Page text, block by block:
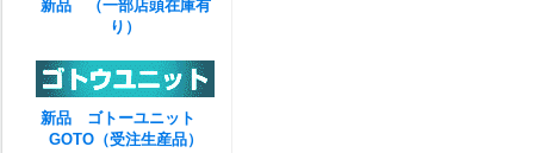
新品 （一部店頭在庫有
り）
新品 ゴトーユニット
GOTO（受注生産品）